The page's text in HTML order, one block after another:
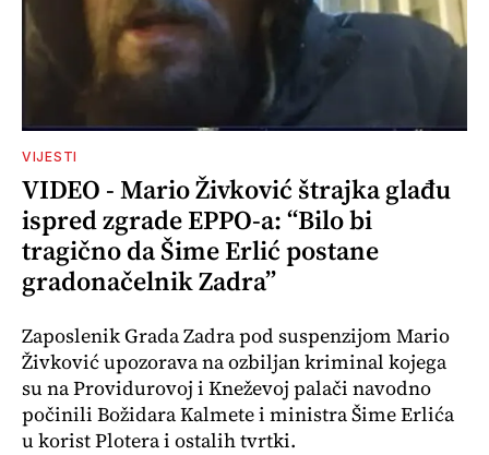
VIJESTI
VIDEO - Mario Živković štrajka glađu
ispred zgrade EPPO-a: “Bilo bi
tragično da Šime Erlić postane
gradonačelnik Zadra”
Zaposlenik Grada Zadra pod suspenzijom Mario
Živković upozorava na ozbiljan kriminal kojega
su na Providurovoj i Kneževoj palači navodno
počinili Božidara Kalmete i ministra Šime Erlića
u korist Plotera i ostalih tvrtki.